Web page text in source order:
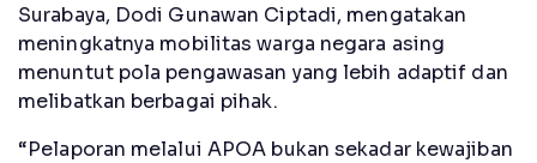
Surabaya, Dodi Gunawan Ciptadi, mengatakan
meningkatnya mobilitas warga negara asing
menuntut pola pengawasan yang lebih adaptif dan
melibatkan berbagai pihak.
“Pelaporan melalui APOA bukan sekadar kewajiban